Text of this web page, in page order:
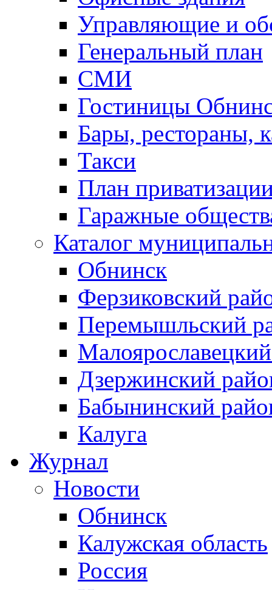
Управляющие и
Генеральный план
СМИ
Гостиницы
Бары, рестораны,
Такси
План
Гаражные
Каталог
Обнинск
Ферзиковский
Перемышльский
Дзержинский
Бабынинский
Калуга
Журнал
Новости
Обнинск
Калужская область
Россия